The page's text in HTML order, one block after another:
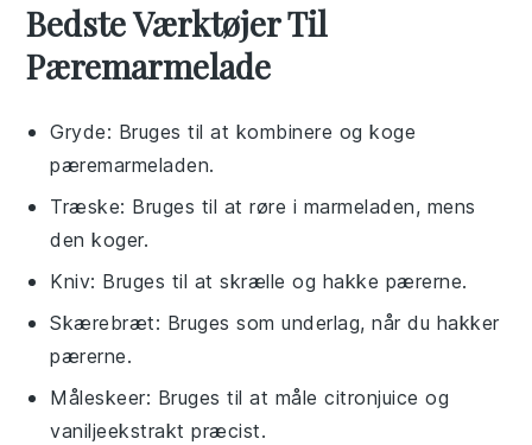
Bedste Værktøjer Til
Pæremarmelade
Gryde: Bruges til at kombinere og koge
pæremarmeladen.
Træske: Bruges til at røre i marmeladen, mens
den koger.
Kniv: Bruges til at skrælle og hakke pærerne.
Skærebræt: Bruges som underlag, når du hakker
pærerne.
Måleskeer: Bruges til at måle citronjuice og
vaniljeekstrakt præcist.